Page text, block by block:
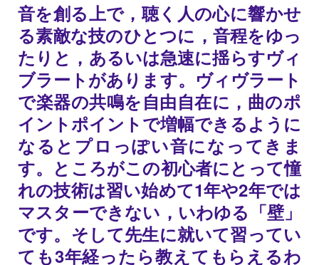
音を創る上で，聴く人の心に響かせ
る素敵な技のひとつに，音程をゆっ
たりと，あるいは急速に揺らすヴィ
ブラートがあります。ヴィヴラート
で楽器の共鳴を自由自在に，曲のポ
イントポイントで増幅できるように
なるとプロっぽい音になってきま
す。ところがこの初心者にとって憧
れの技術は習い始めて1年や2年では
マスターできない，いわゆる「壁」
です。そして先生に就いて習ってい
ても3年経ったら教えてもらえるわ